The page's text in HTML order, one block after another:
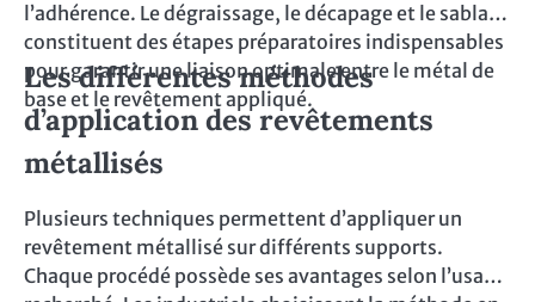
l’adhérence. Le dégraissage, le décapage et le sablage
constituent des étapes préparatoires indispensables
pour garantir une liaison optimale entre le métal de
base et le revêtement appliqué.
Les différentes méthodes
d’application des revêtements
métallisés
Plusieurs techniques permettent d’appliquer un
revêtement métallisé sur différents supports.
Chaque procédé possède ses avantages selon l’usage